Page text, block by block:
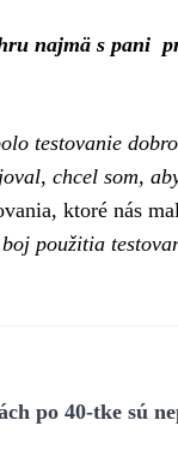
najmä s pani
testovanie
chcel som,
ktoré nás
použitia
po 40-tke sú